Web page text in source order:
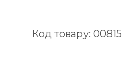
Код товару: 00815